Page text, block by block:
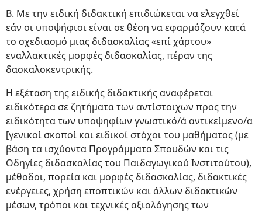
Β. Με την ειδική διδακτική επιδιώκεται να ελεγχθεί
εάν οι υποψήφιοι είναι σε θέση να εφαρμόζουν κατά
το σχεδιασμό μιας διδασκαλίας «επί χάρτου»
εναλλακτικές μορφές διδασκαλίας, πέραν της
δασκαλοκεντρικής.
Η εξέταση της ειδικής διδακτικής αναφέρεται
ειδικότερα σε ζητήματα των αντίστοιχων προς την
ειδικότητα των υποψηφίων γνωστικό/ά αντικείμενο/α
[γενικοί σκοποί και ειδικοί στόχοι του μαθήματος (με
βάση τα ισχύοντα Προγράμματα Σπουδών και τις
Οδηγίες διδασκαλίας του Παιδαγωγικού Ινστιτούτου),
μέθοδοι, πορεία και μορφές διδασκαλίας, διδακτικές
ενέργειες, χρήση εποπτικών και άλλων διδακτικών
μέσων, τρόποι και τεχνικές αξιολόγησης των